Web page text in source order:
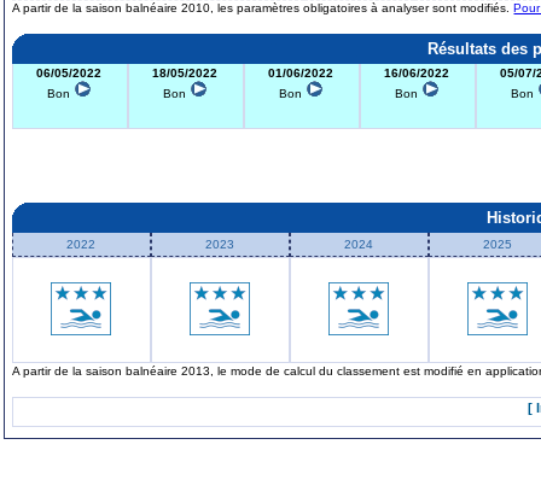
A partir de la saison balnéaire 2010, les paramètres obligatoires à analyser sont modifiés.
Résultats des
06/05/2022
Bon
18/05/2022
Bon
01/06/2022
Bon
16/06/2022
Bon
05/07/
Bon
2022 2023 2024 2025
A partir de la saison balnéaire 2013, le mode de calcul du classement est modifié en
[